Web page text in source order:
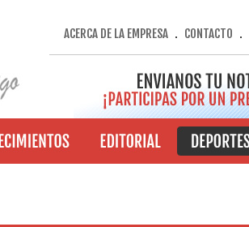
ACERCA DE LA EMPRESA. CONTACTO .